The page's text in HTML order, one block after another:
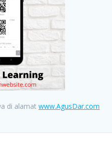
di alamat www.AgusDar.com